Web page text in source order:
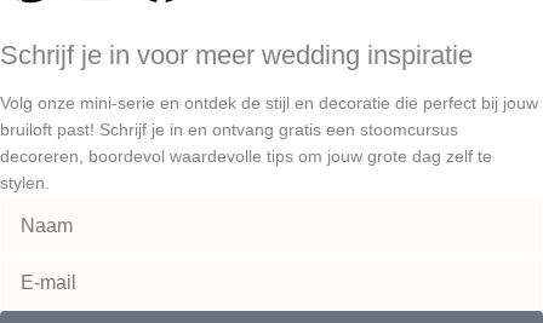
i
n
t
e
r
n
s
t
a
c
e
Schrijf je in voor meer wedding inspiratie
Volg onze mini-serie en ontdek de stijl en decoratie die perfect bij jouw
bruiloft past! Schrijf je in en ontvang gratis een stoomcursus
decoreren, boordevol waardevolle tips om jouw grote dag zelf te
stylen.